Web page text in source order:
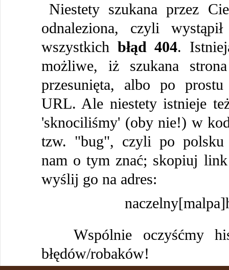
Niestety szukana przez
odnaleziona, czyli
wszystkich błąd 404.
możliwe, iż szukana
przesunięta, albo po prostu
URL. Ale niestety istnieje
'sknociliśmy' (oby nie!) w
tzw. "bug", czyli po polsku
nam o tym znać; skopiuj
wyślij go na adres:
Wspólnie oczyśćmy
błędów/robaków!